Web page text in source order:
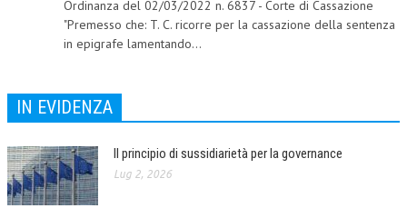
COMITATO SCIENTIFICO
REDAZIONE
PEER REVIEW
CODICE ETICO
Ordinanza del 02/03/2022 n. 6837 - Corte di Cassazione
"Premesso che: T. C. ricorre per la cassazione della sentenza
in epigrafe lamentando...
IN EVIDENZA
Il principio di sussidiarietà per la governance
Lug 2, 2026